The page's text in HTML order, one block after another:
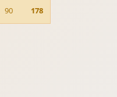
90 178